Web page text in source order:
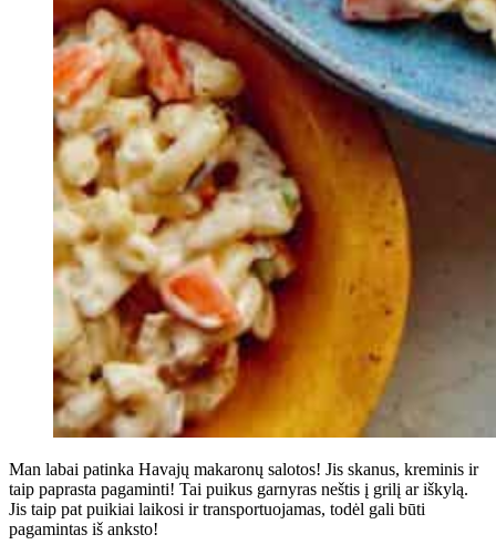
Man labai patinka Havajų makaronų salotos! Jis skanus, kreminis ir
taip paprasta pagaminti! Tai puikus garnyras neštis į grilį ar iškylą.
Jis taip pat puikiai laikosi ir transportuojamas, todėl gali būti
pagamintas iš anksto!